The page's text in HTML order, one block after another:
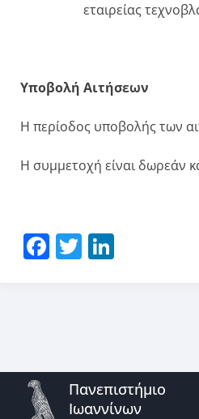
εταιρείας
Υποβολή Αιτήσεων
Η περίοδος υποβολής των
H συμμετοχή είναι δωρεάν
Facebook
Twitter
Πανεπιστήμιο
Ιωαννίνων